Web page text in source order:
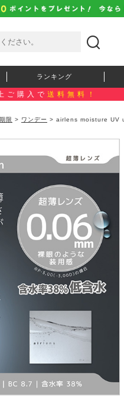
ランキング
購入で 送料無料！
限 > ワンデー > airlens moisture UV